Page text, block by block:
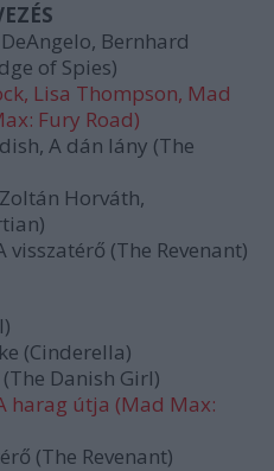
Bernhard
of Spies)
Lisa Thompson, Mad
Fury Road)
A dán lány (The
Horváth,
visszatérő (The Revenant)
(Cinderella)
Danish Girl)
harag útja (Mad Max:
(The Revenant)